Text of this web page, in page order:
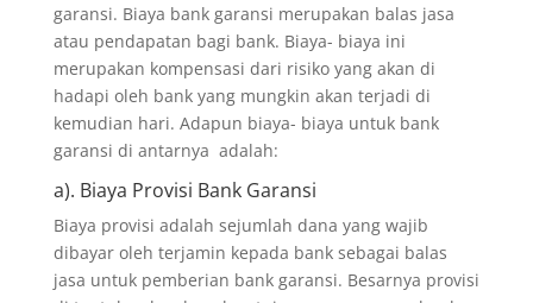
garansi. Biaya bank garansi merupakan balas jasa
atau pendapatan bagi bank. Biaya- biaya ini
merupakan kompensasi dari risiko yang akan di
hadapi oleh bank yang mungkin akan terjadi di
kemudian hari. Adapun biaya- biaya untuk bank
garansi di antarnya adalah:
a). Biaya Provisi Bank Garansi
Biaya provisi adalah sejumlah dana yang wajib
dibayar oleh terjamin kepada bank sebagai balas
jasa untuk pemberian bank garansi. Besarnya provisi